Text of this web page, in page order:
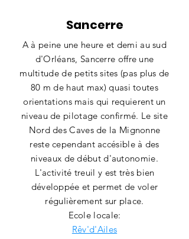
Sancerre
A à peine une heure et demi au sud
d'Orléans, Sancerre offre une
multitude de petits sites (pas plus de
80 m de haut max) quasi toutes
orientations mais qui requierent un
niveau de pilotage confirmé. Le site
Nord des Caves de la Mignonne
reste cependant accésible à des
niveaux de début d'autonomie.
L'activité treuil y est très bien
développée et permet de voler
régulièrement sur place.
Ecole locale:
Rêv'd'Ailes